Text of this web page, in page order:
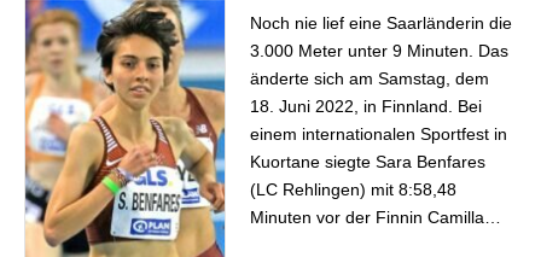
Noch nie lief eine Saarländerin die
3.000 Meter unter 9 Minuten. Das
änderte sich am Samstag, dem
18. Juni 2022, in Finnland. Bei
einem internationalen Sportfest in
Kuortane siegte Sara Benfares
(LC Rehlingen) mit 8:58,48
Minuten vor der Finnin Camilla…